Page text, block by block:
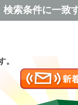
検索条件に一致
。